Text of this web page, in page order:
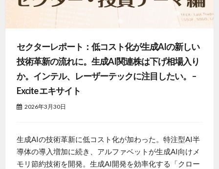
セクターレポート：低コスト化が生成AIの新しい
技術革新の流れに。生成AI関連株は下げ相場入り
か。インテル、レーザーテックに注目したい。 –
Excite エキサイト
2026年3月30日
生成AIの技術革新に低コスト化が加わった。特注型AI半
導体の導入増加に続き、アルファベットが生成AI向けメ
モリ節約技術を開発。生成AI開発を効率化する「クロー